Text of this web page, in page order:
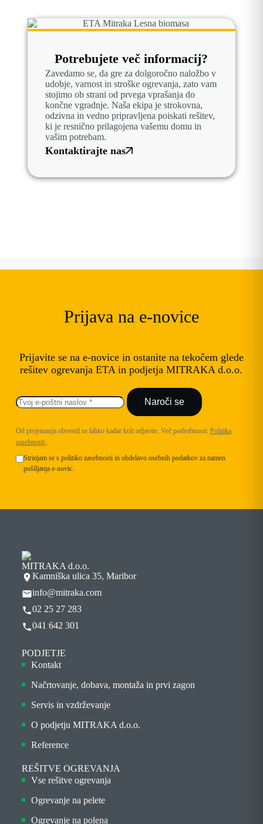
Potrebujete več informacij?
Zavedamo se, da gre za dolgoročno naložbo v
udobje, varnost in stroške ogrevanja, zato vam
stojimo ob strani od prvega vprašanja do
končne vgradnje. Naša ekipa je strokovna,
odzivna in vedno pripravljena poiskati rešitev,
ki je resnično prilagojena vašemu domu in
vašim potrebam.
Kontaktirajte nas
Prijava na e-novice
Prijavite se na e-novice in ostanite na tekočem glede
rešitev ogrevanja ETA in podjetja MITRAKA d.o.o.
Naroči se
Od prejemanja obvestil se lahko kadar koli odjavite. Več podrobnosti: Politika
zasebnosti
Strinjam se s politiko zasebnosti in obdelavo osebnih podatkov za namen
pošiljanja e-novic.
MITRAKA d.o.o.
Kamniška ulica 35, Maribor
info@mitraka.com
02 25 27 283
041 642 301
PODJETJE
Kontakt
Načrtovanje, dobava, montaža in prvi zagon
Servis in vzdrževanje
O podjetju MITRAKA d.o.o.
Reference
REŠITVE OGREVANJA
Vse rešitve ogrevanja
Ogrevanje na pelete
Ogrevanje na polena